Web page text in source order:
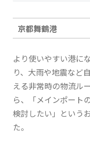
京都舞鶴港
より使いやすい港に
り、大雨や地震など
える非常時の物流ル
ら、「メインポート
検討したい」という
た。